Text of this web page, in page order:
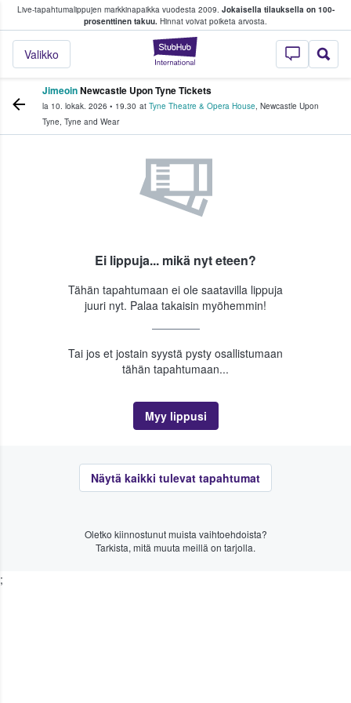
Live-tapahtumalippujen markkinapaikka vuodesta 2009. Jokaisella tilauksella on 100-
prosenttinen takuu. Hinnat voivat poiketa arvosta.
StubHub -
Valikko
fanit ostavat ja myyvät lippuja
JimeoinNewcastle Upon Tyne Tickets
la 10. lokak. 2026 • 19.30 at Tyne Theatre & Opera House, Newcastle Upon
Tyne, Tyne and Wear
Ei lippuja... mikä nyt eteen?
Tähän tapahtumaan ei ole saatavilla lippuja
juuri nyt. Palaa takaisin myöhemmin!
Tai jos et jostain syystä pysty osallistumaan
tähän tapahtumaan...
Myy lippusi
Näytä kaikki tulevat tapahtumat
Oletko kiinnostunut muista vaihtoehdoista?
Tarkista, mitä muuta meillä on tarjolla.
;